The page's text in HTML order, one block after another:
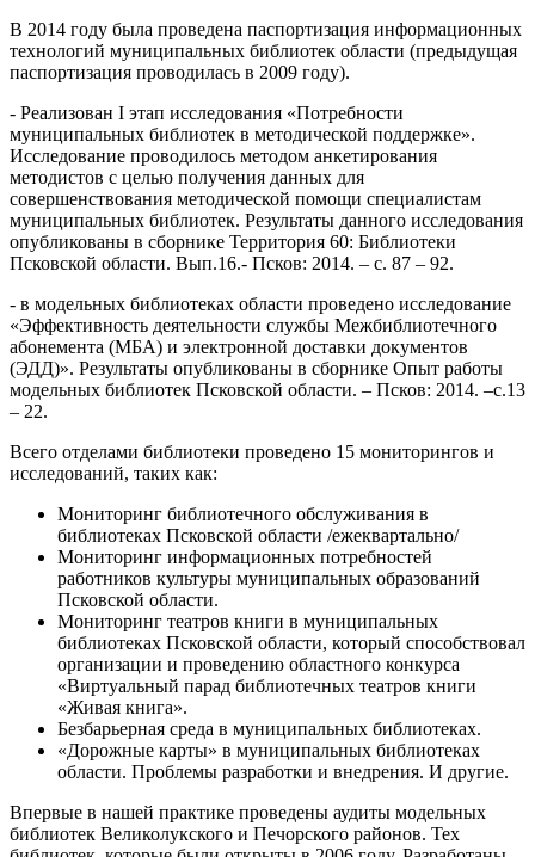
В 2014 году была проведена паспортизация информационных
технологий муниципальных библиотек области (предыдущая
паспортизация проводилась в 2009 году).
- Реализован I этап исследования «Потребности
муниципальных библиотек в методической поддержке».
Исследование проводилось методом анкетирования
методистов с целью получения данных для
совершенствования методической помощи специалистам
муниципальных библиотек. Результаты данного исследования
опубликованы в сборнике Территория 60: Библиотеки
Псковской области. Вып.16.- Псков: 2014. – с. 87 – 92.
- в модельных библиотеках области проведено исследование
«Эффективность деятельности службы Межбиблиотечного
абонемента (МБА) и электронной доставки документов
(ЭДД)». Результаты опубликованы в сборнике Опыт работы
модельных библиотек Псковской области. – Псков: 2014. –с.13
– 22.
Всего отделами библиотеки проведено 15 мониторингов и
исследований, таких как:
Мониторинг библиотечного обслуживания в
библиотеках Псковской области /ежеквартально/
Мониторинг информационных потребностей
работников культуры муниципальных образований
Псковской области.
Мониторинг театров книги в муниципальных
библиотеках Псковской области, который способствовал
организации и проведению областного конкурса
«Виртуальный парад библиотечных театров книги
«Живая книга».
Безбарьерная среда в муниципальных библиотеках.
«Дорожные карты» в муниципальных библиотеках
области. Проблемы разработки и внедрения. И другие.
Впервые в нашей практике проведены аудиты модельных
библиотек Великолукского и Печорского районов. Тех